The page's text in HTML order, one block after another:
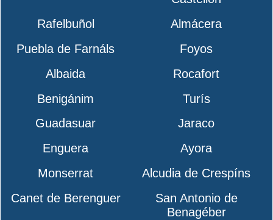
Rafelbuñol
Almácera
Puebla de Farnáls
Foyos
Albaida
Rocafort
Benigánim
Turís
Guadasuar
Jaraco
Enguera
Ayora
Monserrat
Alcudia de Crespíns
Canet de Berenguer
San Antonio de
Benagéber